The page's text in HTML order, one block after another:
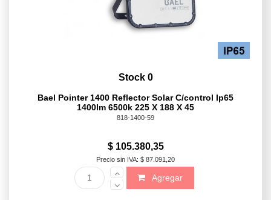
Stock 0
Bael Pointer 1400 Reflector Solar C/control Ip65
1400lm 6500k 225 X 188 X 45
818-1400-59
$ 105.380,35
Precio sin IVA: $ 87.091,20
Agregar